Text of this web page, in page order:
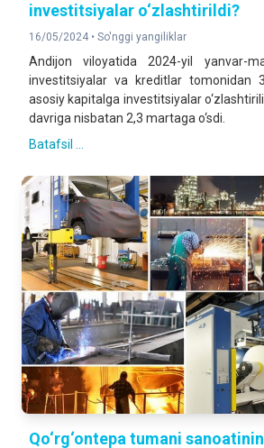
investitsiyalar o‘zlashtirildi?
16/05/2024 • So'nggi yangiliklar
Andijon viloyatida 2024-yil yanvar-
investitsiyalar va kreditlar tomonidan
asosiy kapitalga investitsiyalar
davriga nisbatan 2,3 martaga o‘sdi.
Batafsil ...
Qo‘rg‘ontepa tumani